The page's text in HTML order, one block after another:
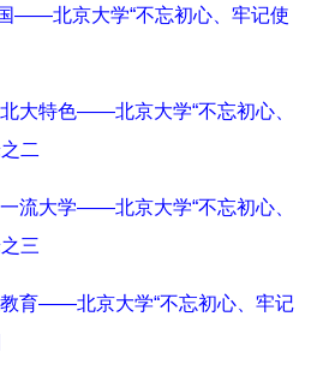
——北京大学“不忘初心、牢记使
大特色——北京大学“不忘初心、
二
流大学——北京大学“不忘初心、
三
教育——北京大学“不忘初心、牢记